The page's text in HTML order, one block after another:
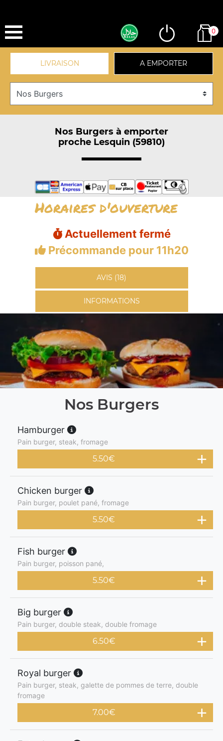
0
LIVRAISON A EMPORTER
Nos Burgers à emporter
proche Lesquin (59810)
Horaires d'ouverture
Actuellement fermé
Précommande pour 11h20
AVIS (18)
INFORMATIONS
Nos Burgers
Hamburger
Pain burger, steak, fromage
5.50€
Chicken burger
Pain burger, poulet pané, fromage
5.50€
Fish burger
Pain burger, poisson pané,
5.50€
Big burger
Pain burger, double steak, double fromage
6.50€
Royal burger
Pain burger, steak, galette de pommes de terre, double
fromage
7.00€